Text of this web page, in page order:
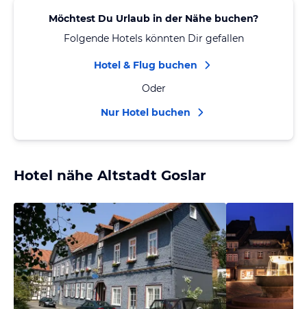
Möchtest Du Urlaub in der Nähe buchen?
Folgende Hotels könnten Dir gefallen
Hotel & Flug buchen
Oder
Nur Hotel buchen
Hotel nähe Altstadt Goslar